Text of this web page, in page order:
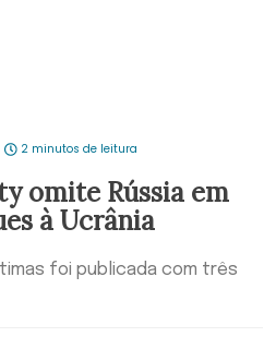
2 minutos de leitura
omite Rússia em
à Ucrânia
foi publicada com três